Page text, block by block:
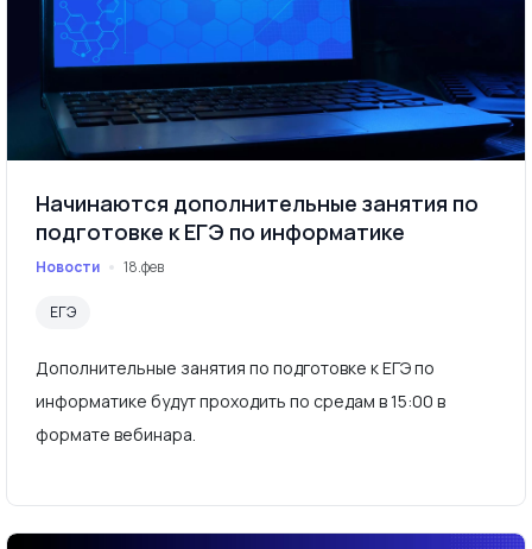
Начинаются дополнительные занятия по
подготовке к ЕГЭ по информатике
Новости 18.фев
ЕГЭ
Дополнительные занятия по подготовке к ЕГЭ по
информатике будут проходить по средам в 15:00 в
формате вебинара.